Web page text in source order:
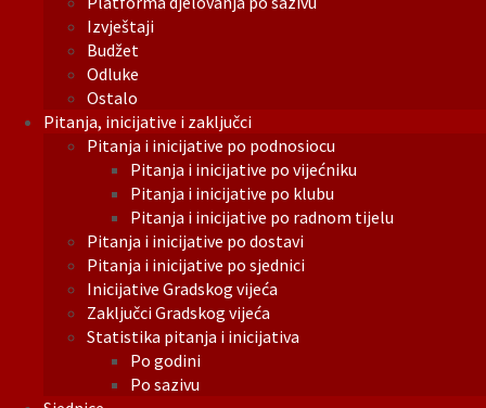
Izvještaji
Budžet
Odluke
Ostalo
Pitanja, inicijative i zaključci
Pitanja i inicijative po podnosiocu
Pitanja i inicijative po vijećniku
Pitanja i inicijative po klubu
Pitanja i inicijative po radnom tijelu
Pitanja i inicijative po dostavi
Pitanja i inicijative po sjednici
Inicijative Gradskog vijeća
Zaključci Gradskog vijeća
Statistika pitanja i inicijativa
Po godini
Po sazivu